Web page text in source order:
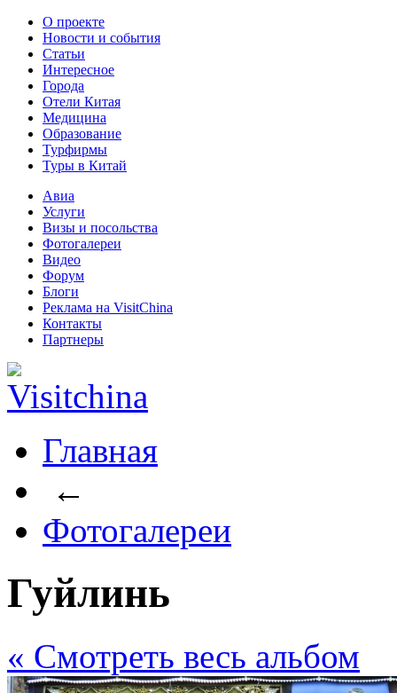
О проекте
Новости и события
Статьи
Интересное
Города
Отели Китая
Медицина
Образование
Турфирмы
Туры в Китай
Авиа
Услуги
Визы и посольства
Фотогалереи
Видео
Форум
Блоги
Реклама на VisitChina
Контакты
Партнеры
Главная
←
Фотогалереи
Гуйлинь
« Cмотреть весь альбом